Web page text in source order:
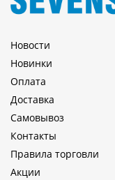
Новости
Новинки
Оплата
Доставка
Самовывоз
Контакты
Правила торговли
Акции